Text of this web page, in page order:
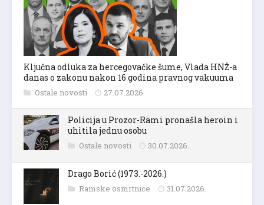
Ključna odluka za hercegovačke šume, Vlada HNŽ-a
danas o zakonu nakon 16 godina pravnog vakuuma
Ostale novosti 27.07.2026.
Policija u Prozor-Rami pronašla heroin i
uhitila jednu osobu
Ostale novosti 30.07.2026.
Drago Borić (1973.-2026.)
Ramske osmrtnice 31.07.2026.